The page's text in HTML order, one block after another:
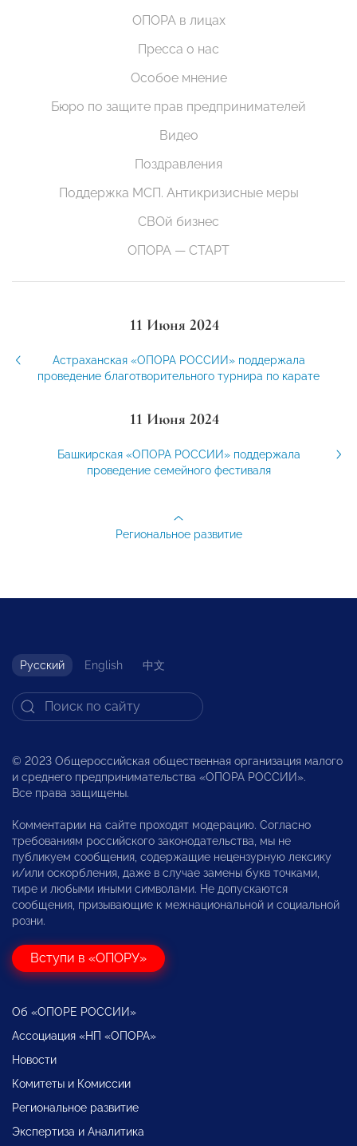
ОПОРА в лицах
Пресса о нас
Особое мнение
Бюро по защите прав предпринимателей
Видео
Поздравления
Поддержка МСП. Антикризисные меры
СВОй бизнес
ОПОРА — СТАРТ
11 Июня 2024
Астраханская «ОПОРА РОССИИ» поддержала
проведение благотворительного турнира по карате
11 Июня 2024
Башкирская «ОПОРА РОССИИ» поддержала
проведение семейного фестиваля
Региональное развитие
Русский English 中文
© 2023 Общероссийская общественная организация малого
и среднего предпринимательства «ОПОРА РОССИИ».
Все права защищены.
Комментарии на сайте проходят модерацию. Согласно
требованиям российского законодательства, мы не
публикуем сообщения, содержащие нецензурную лексику
и/или оскорбления, даже в случае замены букв точками,
тире и любыми иными символами. Не допускаются
сообщения, призывающие к межнациональной и социальной
розни.
Вступи в «ОПОРУ»
Об «ОПОРЕ РОССИИ»
Ассоциация «НП «ОПОРА»
Новости
Комитеты и Комиссии
Региональное развитие
Экспертиза и Аналитика